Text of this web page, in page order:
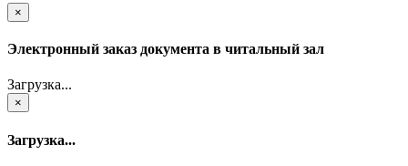
×
Электронный заказ документа в читальный зал
Загрузка...
×
Загрузка...